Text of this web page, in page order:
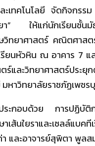
ะเทคโนโลยี จัดกิจกรร
ยา” ให้แก่นักเรียนชั้
วิทยาศาสตร์ คณิตศาสต
รียนหัวหิน ณ อาคาร 7 แ
ร์และวิทยาศาสตร์ประยุ
มหาวิทยาลัยราชภัฏเพชร
ระกอบด้วย การปฏิบัติก
ส้นใยราและเซลล์แบค
และอาจารย์สุพิตา พูลส